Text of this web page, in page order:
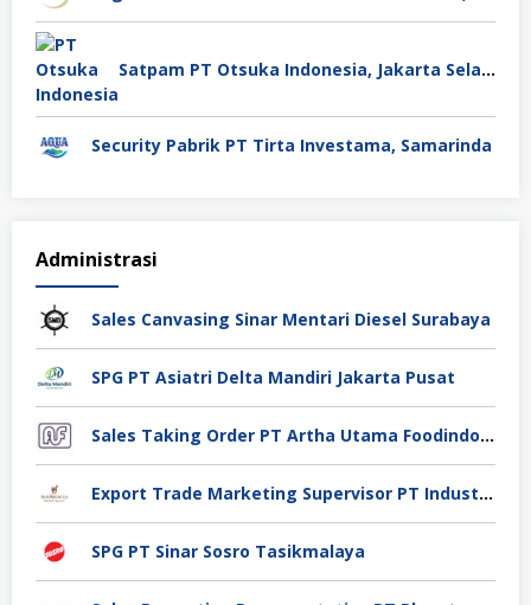
Satpam PT Otsuka Indonesia, Jakarta Selatan
Security Pabrik PT Tirta Investama, Samarinda
Administrasi
Sales Canvasing Sinar Mentari Diesel Surabaya
SPG PT Asiatri Delta Mandiri Jakarta Pusat
Sales Taking Order PT Artha Utama Foodindo Tangerang
Export Trade Marketing Supervisor PT Industri Jamu Dan Farmasi Sido Muncul Tbk, Jakarta
SPG PT Sinar Sosro Tasikmalaya